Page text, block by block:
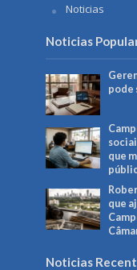
Noticias
Noticias
pode
que
que
Noticias